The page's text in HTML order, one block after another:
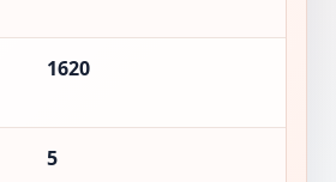
1620
5